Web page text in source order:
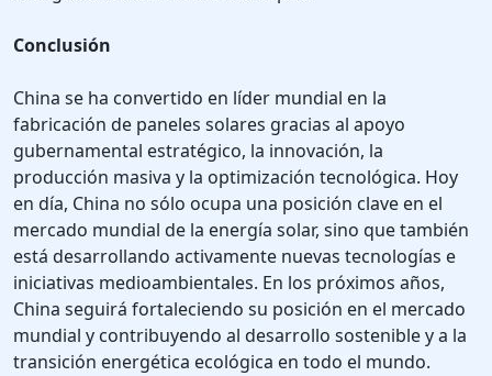
Conclusión
China se ha convertido en líder mundial en la
fabricación de paneles solares gracias al apoyo
gubernamental estratégico, la innovación, la
producción masiva y la optimización tecnológica. Hoy
en día, China no sólo ocupa una posición clave en el
mercado mundial de la energía solar, sino que también
está desarrollando activamente nuevas tecnologías e
iniciativas medioambientales. En los próximos años,
China seguirá fortaleciendo su posición en el mercado
mundial y contribuyendo al desarrollo sostenible y a la
transición energética ecológica en todo el mundo.